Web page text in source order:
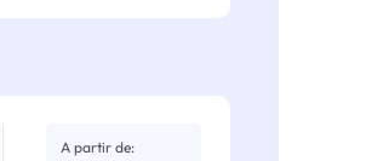
A partir de: